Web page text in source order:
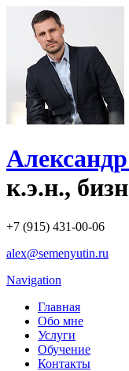
к.э.н.,
+7 (915) 431-00-06
alex@semenyutin.ru
Navigation
Главная
Обо мне
Услуги
Обучение
Контакты